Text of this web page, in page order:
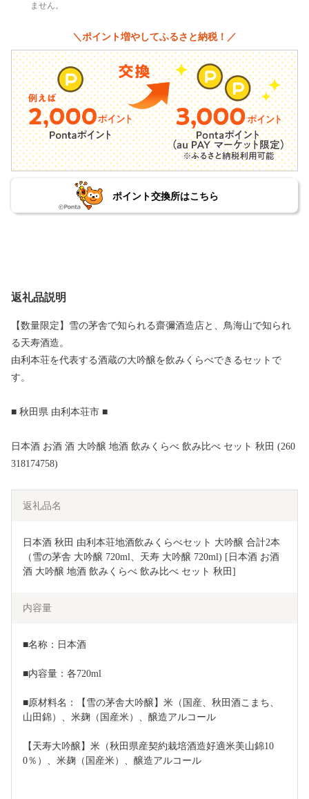
ません。
＼ポイント増やしてふるさと納税！／
ポイント交換所はこちら
返礼品説明
【数量限定】雪の茅舎で知られる齋彌酒造店と、鳥海山で知られ
る天寿酒造。
由利本荘を代表する酒蔵の大吟醸を飲みくらべできるセットで
す。
■ 秋田県 由利本荘市 ■
日本酒 お酒 酒 大吟醸 地酒 飲みくらべ 飲み比べ セット 秋田 (260
318174758)
返礼品名
日本酒 秋田 由利本荘地酒飲みくらべセット 大吟醸 合計2本
（雪の茅舎 大吟醸 720ml、天寿 大吟醸 720ml) [日本酒 お酒
酒 大吟醸 地酒 飲みくらべ 飲み比べ セット 秋田]
内容量
■名称：日本酒
■内容量：各720ml
■原材料名：【雪の茅舎大吟醸】米（国産、秋田酒こまち、
山田錦）、米麹（国産米）、醸造アルコール
【天寿大吟醸】米（秋田県産契約栽培酒造好適米美山錦10
0％）、米麹（国産米）、醸造アルコール